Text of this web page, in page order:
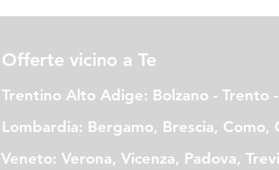
Offerte vicino a Te
Trentino Alto Adige: Bolzano - Trento
Lombardia: Bergamo, Brescia, Como,
Veneto: Verona, Vicenza, Padova,